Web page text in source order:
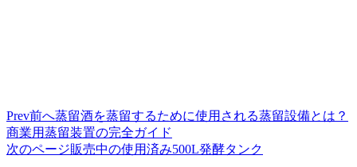
Prev前へ蒸留酒を蒸留するために使用される蒸留設備とは？
商業用蒸留装置の完全ガイド
次のページ販売中の使用済み500L発酵タンク